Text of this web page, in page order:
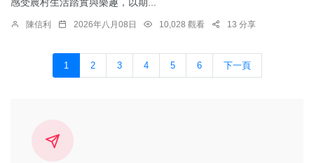
感受農村生活踏實與樂趣，以期...
陳信利 2026年八月08日 10,028 觀看 13 分享
1 2 3 4 5 6 下一頁